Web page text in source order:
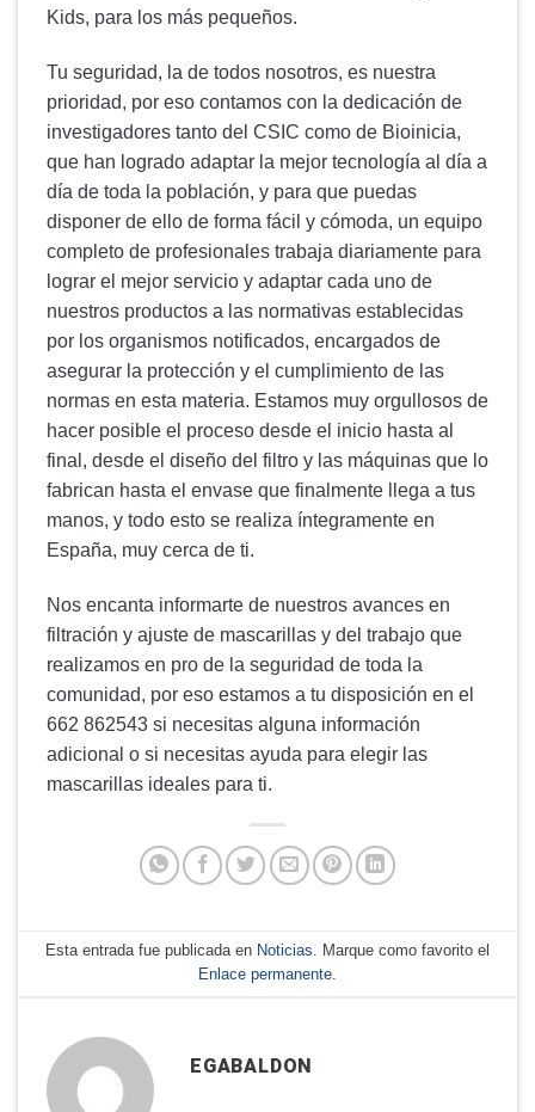
Kids, para los más pequeños.
Tu seguridad, la de todos nosotros, es nuestra
prioridad, por eso contamos con la dedicación de
investigadores tanto del CSIC como de Bioinicia,
que han logrado adaptar la mejor tecnología al día a
día de toda la población, y para que puedas
disponer de ello de forma fácil y cómoda, un equipo
completo de profesionales trabaja diariamente para
lograr el mejor servicio y adaptar cada uno de
nuestros productos a las normativas establecidas
por los organismos notificados, encargados de
asegurar la protección y el cumplimiento de las
normas en esta materia. Estamos muy orgullosos de
hacer posible el proceso desde el inicio hasta al
final, desde el diseño del filtro y las máquinas que lo
fabrican hasta el envase que finalmente llega a tus
manos, y todo esto se realiza íntegramente en
España, muy cerca de ti.
Nos encanta informarte de nuestros avances en
filtración y ajuste de mascarillas y del trabajo que
realizamos en pro de la seguridad de toda la
comunidad, por eso estamos a tu disposición en el
662 862543 si necesitas alguna información
adicional o si necesitas ayuda para elegir las
mascarillas ideales para ti.
Esta entrada fue publicada en Noticias. Marque como favorito el
Enlace permanente.
EGABALDON